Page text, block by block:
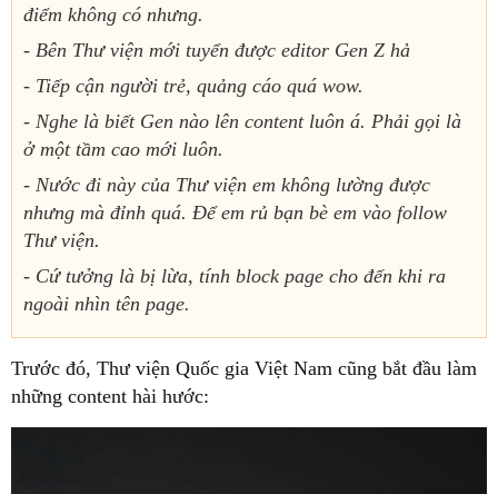
điểm không có nhưng.
- Bên Thư viện mới tuyển được editor Gen Z hả
- Tiếp cận người trẻ, quảng cáo quá wow.
- Nghe là biết Gen nào lên content luôn á. Phải gọi là
ở một tầm cao mới luôn.
- Nước đi này của Thư viện em không lường được
nhưng mà đỉnh quá. Để em rủ bạn bè em vào follow
Thư viện.
- Cứ tưởng là bị lừa, tính block page cho đến khi ra
ngoài nhìn tên page.
Trước đó, Thư viện Quốc gia Việt Nam cũng bắt đầu làm
những content hài hước: